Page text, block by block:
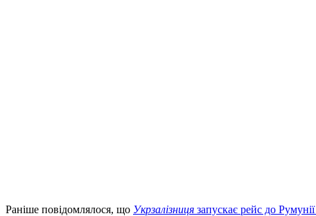
Раніше повідомлялося, що Укрзалізниця запускає рейс до Румунії